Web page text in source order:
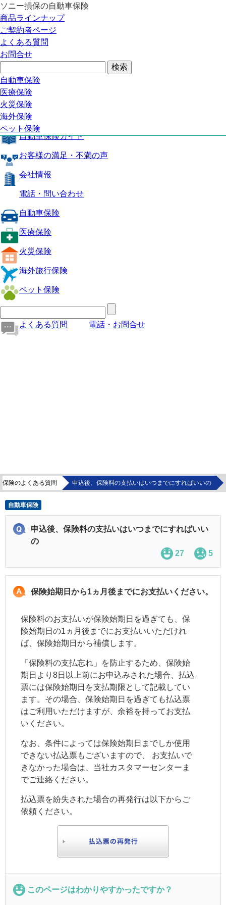
ソニー損保の自動車保険
商品ラインナップ
ご契約者ページ
よくある質問
お問合せ
自動車保険
医療保険
火災保険
海外保険
ペット保険
自動車保険トップ
商品の特長
補償内容
自動車保険ガイド
お客様の満足・不満の声
自動車保険トップ
商品の特長
補償内容
自動車保険ガイド
お客様の満足・不満の声
会社情報
電話・問い合わせ
自動車保険
医療保険
火災保険
海外旅行保険
ペット保険
よくある質問 電話・お問合せ
保険のよくある質問 申込後、保険料の支払いはいつまでにすればいいの
自動車保険
申込後、保険料の支払いはいつまでにすればいい
の
27
5
保険始期日から1ヵ月後までにお支払いください。
保険料のお支払いが保険始期日を過ぎても、保
険始期日の1ヵ月後までにお支払いいただけれ
ば、保険始期日から補償します。
「保険料の支払忘れ」を防止するため、保険始
期日より8日以上前にお申込みされた場合、払込
票には保険始期日を支払期限として記載してい
ます。その場合、保険始期日を過ぎても払込票
はご利用いただけますが、余裕を持ってお支払
いください。
なお、条件によっては保険始期日までしか使用
できない払込票もございますので、 お支払いで
きなかった場合は、当社カスタマーセンターま
でご連絡ください。
払込票を紛失された場合の再発行は以下からご
依頼ください。
このページはわかりやすかったですか？